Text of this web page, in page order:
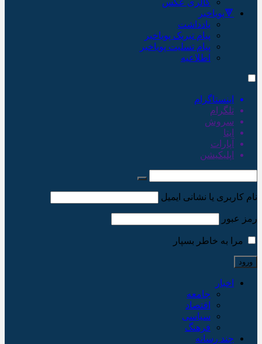
گالری عکس
🔻پویاخبر
یادداشت
پیام تبریک پویاخبر
پیام تسلیت پویاخبر
اطلاعیه
اینستاگرام
تلگرام
سروش
ایتا
آپارات
اپلیکیشن
نام کاربری یا نشانی ایمیل
رمز عبور
مرا به خاطر بسپار
اخبار
جامعه
اقتصاد
سیاسی
فرهنگ
چند رسانه